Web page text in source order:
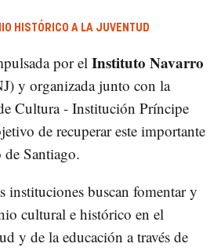
HISTÓRICO A LA JUVENTUD
por el Instituto Navarro
y organizada junto con la
Cultura - Institución Príncipe
de recuperar este importante
Santiago.
instituciones buscan fomentar y
cultural e histórico en el
y de la educación a través de